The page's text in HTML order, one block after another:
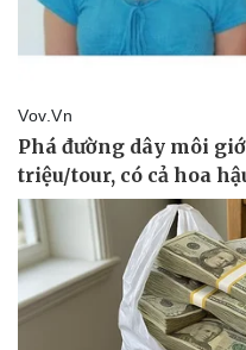
Kinh tế
Bất động sản
Khởi nghiệp